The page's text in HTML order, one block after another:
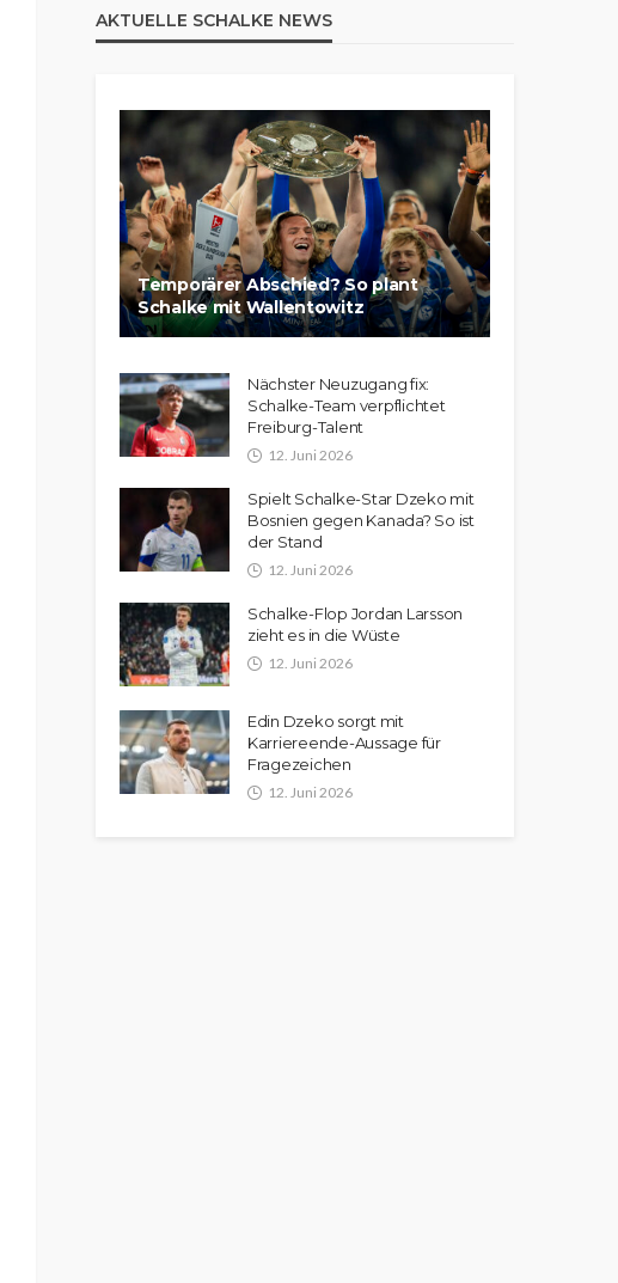
AKTUELLE SCHALKE NEWS
Temporärer Abschied? So plant
Schalke mit Wallentowitz
Nächster Neuzugang fix:
Schalke-Team verpflichtet
Freiburg-Talent
12. Juni 2026
Spielt Schalke-Star Dzeko mit
Bosnien gegen Kanada? So ist
der Stand
12. Juni 2026
Schalke-Flop Jordan Larsson
zieht es in die Wüste
12. Juni 2026
Edin Dzeko sorgt mit
Karriereende-Aussage für
Fragezeichen
12. Juni 2026